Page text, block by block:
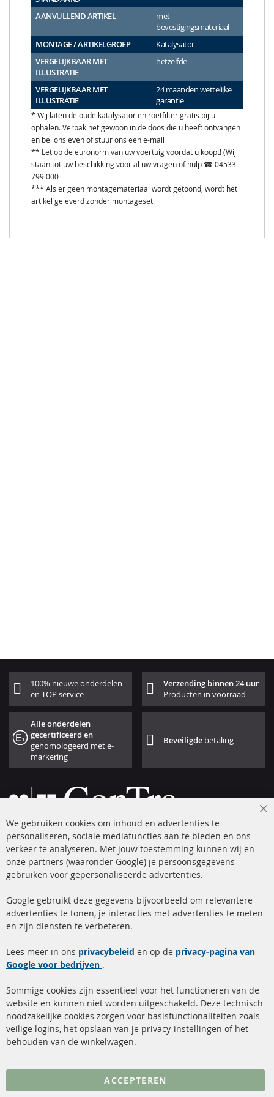
AANVULLEND ARTIKEL
met
bevestigingsmateriaal
MONTAGE / ARTIKELGROEP
Katalysator
VERGELIJKBAAR MET
ILLUSTRATIE
hetzelfde
VERGELIJKBAAR MET
ILLUSTRATIE
24 maanden wettelijke
garantie
* Wij laten de oude katalysator en roetfilter gratis bij u
ophalen. Verpak het gewoon in de doos die u heeft ontvangen
en bel ons even of stuur ons een e-mail
** Let op de euronorm van uw voertuig voordat u koopt! (Wij
staan tot uw beschikking voor al uw vragen of hulp ☎ 04533
799 000
*** Als er geen montagemateriaal wordt getoond, wordt het
artikel geleverd zonder montageset.
100% nieuwe onderdelen
en TOP service
Verzending binnen 24 uur
Producten in voorraad
Alle onderdelen
gecertificeerd en
gehomologeerd met e-
markering
Beveiligde betaling
+49 (0) 4533 799 00 0
ma-do: 09-17 u, vr Fr 09-16 u
info@contra-automotive.de
facebook
instagram
Snelle links
Roetfilter reiniging
Katalysator (KAT)
sensoren
FAQ
Kundenservice
Verzendingskosten
Contact
Annuleer contract
Gegevensbescherming
We gebruiken cookies om inhoud en advertenties te
personaliseren, sociale mediafuncties aan te bieden en ons
verkeer te analyseren. Met jouw toestemming kunnen wij en
onze partners (waaronder Google) je persoonsgegevens
gebruiken voor gepersonaliseerde advertenties.
Google gebruikt deze gegevens bijvoorbeeld om relevantere
advertenties te tonen, je interacties met advertenties te meten
en zijn diensten te verbeteren.
Lees meer in ons privacybeleid en op de privacy-pagina van
Google voor bedrijven .
Sommige cookies zijn essentieel voor het functioneren van de
website en kunnen niet worden uitgeschakeld. Deze technisch
noodzakelijke cookies zorgen voor basisfunctionaliteiten zoals
veilige logins, het opslaan van je privacy-instellingen of het
behouden van de winkelwagen.
ACCEPTEREN